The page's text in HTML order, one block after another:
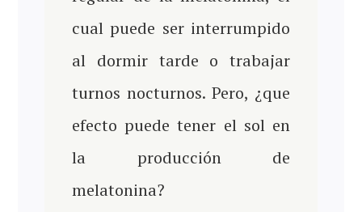
cual puede ser interrumpido
al dormir tarde o trabajar
turnos nocturnos. Pero, ¿que
efecto puede tener el sol en
la producción de
melatonina?